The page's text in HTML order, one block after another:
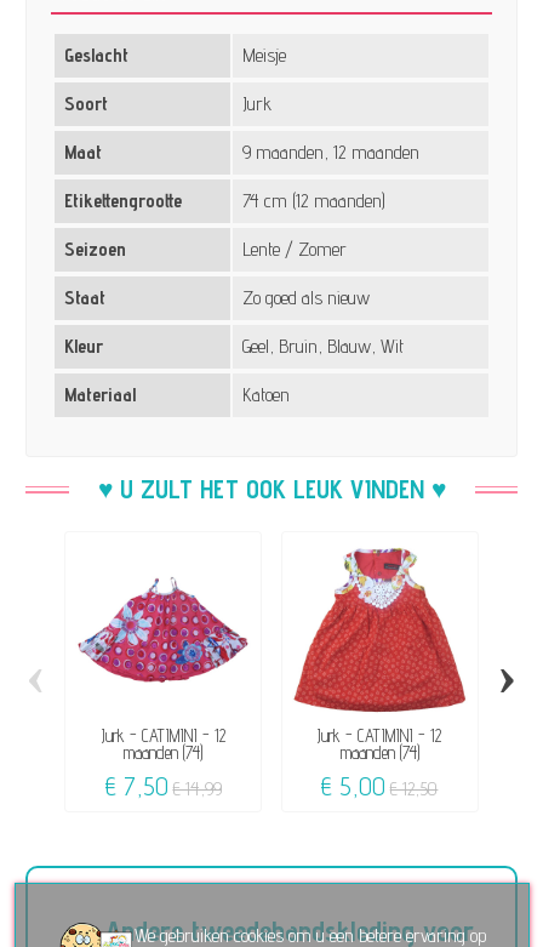
Geslacht Meisje
Soort Jurk
Maat 9 maanden, 12 maanden
Etikettengrootte 74 cm (12 maanden)
Seizoen Lente / Zomer
Staat Zo goed als nieuw
Kleur Geel, Bruin, Blauw, Wit
Materiaal Katoen
♥ U ZULT HET OOK LEUK VINDEN ♥
Jurk - CATIMINI - 12
maanden (74)
€ 7,50 € 14,99
Jurk - CATIMINI - 12
maanden (74)
€ 5,00 € 12,50
‹ ›
Andere tweedehandskleding voor
We gebruiken cookies om u een betere ervaring op